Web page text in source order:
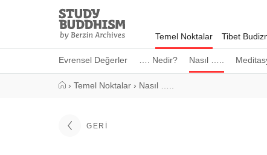
Study
Buddhism
Home
Temel Noktalar
Evrensel Değerler …. Nedir? Nasıl …..
Tibet
› Temel Noktalar › Nasıl …..
GERI